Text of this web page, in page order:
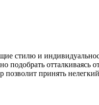
стилю и
отталкиваясь
принять